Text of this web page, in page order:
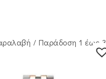
/ Παράδoση 1 έως 3